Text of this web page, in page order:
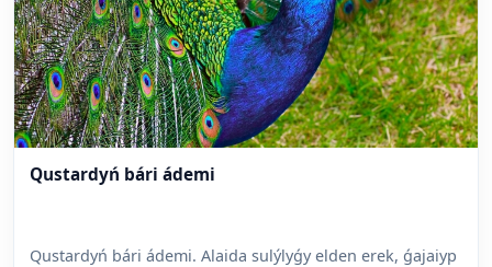
Qustardyń bári ádemi
Qustardyń bári ádemi. Alaida sulýlyǵy elden erek, ǵajaiyp